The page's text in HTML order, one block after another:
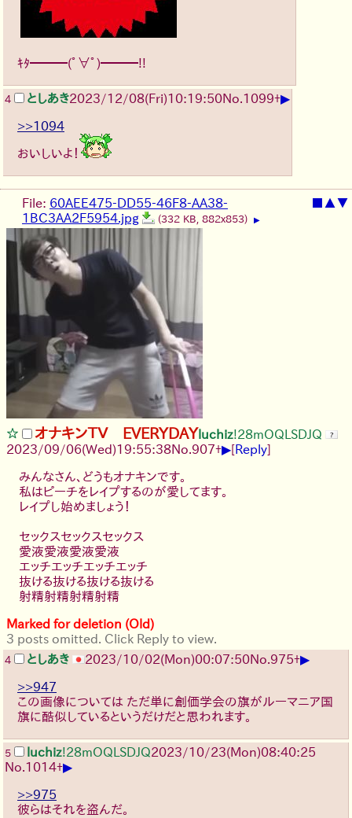
ｷﾀ━━━(ﾟ∀ﾟ)━━━!!
4 としあき2023/12/08(Fri)10:19:50No.1099+▶
>>1094
おいしいよ！
▲▼
File: 60AEE475-DD55-46F8-AA38-
1BC3AA2F5954.jpg
(332 KB, 882x853) ▶
オナキンＴＶ EVERYDAY luchiz!28mOQLSDJQ
2023/09/06(Wed)19:55:38No.907+▶[Reply]
みんなさん、どうもオナキンです。
私はピーチをレイプするのが愛してます。
レイプし始めましょう！
セックスセックスセックス
愛液愛液愛液愛液
エッチエッチエッチエッチ
抜ける抜ける抜ける抜ける
射精射精射精射精
Marked for deletion (Old)
3 posts omitted. Click Reply to view.
4 としあき 2023/10/02(Mon)00:07:50No.975+▶
>>947
この画像については ただ単に創価学会の旗がルーマニア国
旗に酷似しているというだけだと思われます。
5 luchiz!28mOQLSDJQ2023/10/23(Mon)08:40:25
No.1014+▶
>>975
彼らはそれを盗んだ。